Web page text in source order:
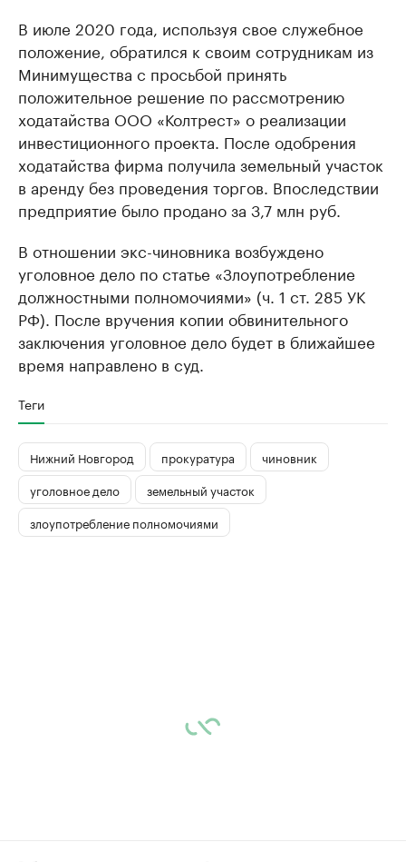
В июле 2020 года, используя свое служебное
положение, обратился к своим сотрудникам из
Минимущества с просьбой принять
положительное решение по рассмотрению
ходатайства ООО «Колтрест» о реализации
инвестиционного проекта. После одобрения
ходатайства фирма получила земельный участок
в аренду без проведения торгов. Впоследствии
предприятие было продано за 3,7 млн руб.
В отношении экс-чиновника возбуждено
уголовное дело по статье «Злоупотребление
должностными полномочиями» (ч. 1 ст. 285 УК
РФ). После вручения копии обвинительного
заключения уголовное дело будет в ближайшее
время направлено в суд.
Теги
Нижний Новгород прокуратура
чиновник
уголовное дело
земельный участок
злоупотребление полномочиями